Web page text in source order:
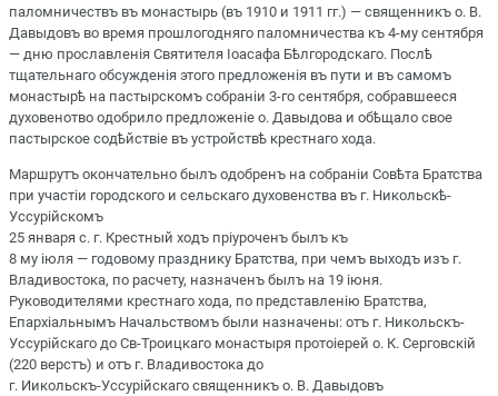
паломничествъ въ монастырь (въ 1910 и 1911 гг.) — священникъ о. В.
Давыдовъ во время прошлогодняго паломничества къ 4-му сентября
— дню прославленія Святителя Іоасафа Бѣлгородскаго. Послѣ
тщательнаго обсужденія этого предложенія въ пути и въ самомъ
монастырѣ на пастырскомъ собраніи 3-го сентября, собравшееся
духовенотво одобрило предложеніе о. Давыдова и обѣщало свое
пастырское содѣйствіе въ устройствѣ крестнаго хода.
Маршрутъ окончательно былъ одобренъ на собраніи Совѣта Братства
при участіи городского и сельскаго духовенства въ г. Никольскѣ-
Уссурійскомъ
25 января с. г. Крестный ходъ пріуроченъ былъ къ
8 му іюля — годовому празднику Братства, при чемъ выходъ изъ г.
Владивостока, по расчету, назначенъ былъ на 19 іюня.
Руководителями крестнаго хода, по представленію Братства,
Епархіальнымъ Начальствомъ были назначены: отъ г. Никольскъ-
Уссурійскаго до Св-Троицкаго монастыря протоіерей о. К. Серговскій
(220 верстъ) и отъ г. Владивостока до
г. Иикольскъ-Уссурійскаго священникъ о. В. Давыдовъ